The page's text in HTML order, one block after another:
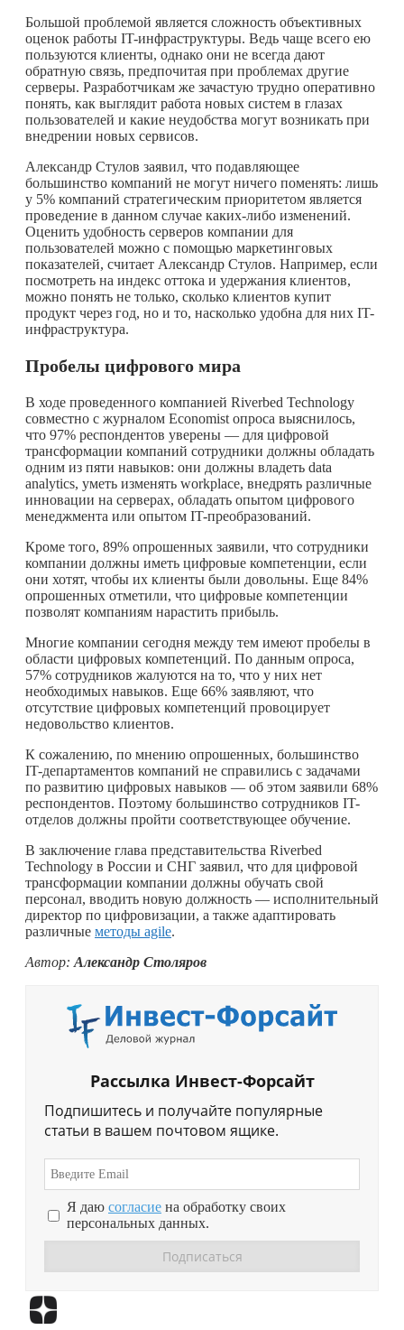
Большой проблемой является сложность объективных
оценок работы IT-инфраструктуры. Ведь чаще всего ею
пользуются клиенты, однако они не всегда дают
обратную связь, предпочитая при проблемах другие
серверы. Разработчикам же зачастую трудно оперативно
понять, как выглядит работа новых систем в глазах
пользователей и какие неудобства могут возникать при
внедрении новых сервисов.
Александр Стулов заявил, что подавляющее
большинство компаний не могут ничего поменять: лишь
у 5% компаний стратегическим приоритетом является
проведение в данном случае каких-либо изменений.
Оценить удобность серверов компании для
пользователей можно с помощью маркетинговых
показателей, считает Александр Стулов. Например, если
посмотреть на индекс оттока и удержания клиентов,
можно понять не только, сколько клиентов купит
продукт через год, но и то, насколько удобна для них IT-
инфраструктура.
Пробелы цифрового мира
В ходе проведенного компанией Riverbed Technology
совместно с журналом Economist опроса выяснилось,
что 97% респондентов уверены — для цифровой
трансформации компаний сотрудники должны обладать
одним из пяти навыков: они должны владеть data
analytics, уметь изменять workplace, внедрять различные
инновации на серверах, обладать опытом цифрового
менеджмента или опытом IT-преобразований.
Кроме того, 89% опрошенных заявили, что сотрудники
компании должны иметь цифровые компетенции, если
они хотят, чтобы их клиенты были довольны. Еще 84%
опрошенных отметили, что цифровые компетенции
позволят компаниям нарастить прибыль.
Многие компании сегодня между тем имеют пробелы в
области цифровых компетенций. По данным опроса,
57% сотрудников жалуются на то, что у них нет
необходимых навыков. Еще 66% заявляют, что
отсутствие цифровых компетенций провоцирует
недовольство клиентов.
К сожалению, по мнению опрошенных, большинство
IT-департаментов компаний не справились с задачами
по развитию цифровых навыков — об этом заявили 68%
респондентов. Поэтому большинство сотрудников IT-
отделов должны пройти соответствующее обучение.
В заключение глава представительства Riverbed
Technology в России и СНГ заявил, что для цифровой
трансформации компании должны обучать свой
персонал, вводить новую должность — исполнительный
директор по цифровизации, а также адаптировать
различные методы agile.
Автор: Александр Столяров
Рассылка Инвест-Форсайт
Подпишитесь и получайте популярные
статьи в вашем почтовом ящике.
Я даю согласие на обработку своих
персональных данных.